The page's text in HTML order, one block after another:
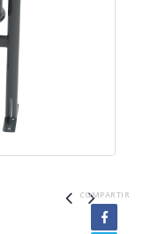
COMPARTIR